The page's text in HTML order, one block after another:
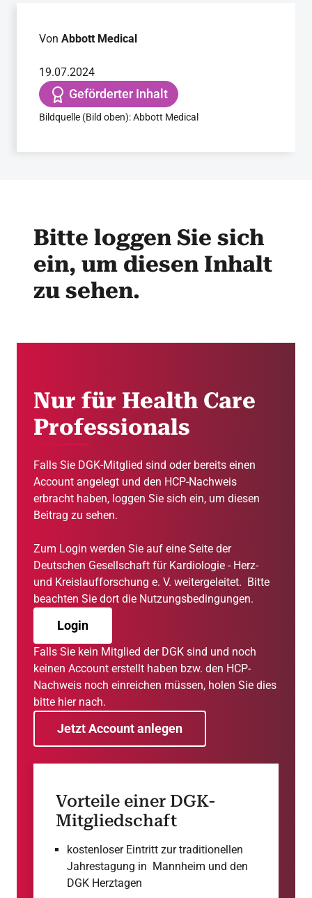
Von Abbott Medical
19.07.2024
Geförderter Inhalt
Bildquelle (Bild oben): Abbott Medical
Bitte loggen Sie sich
ein, um diesen Inhalt
zu sehen.
Nur für Health Care
Professionals
Falls Sie DGK-Mitglied sind oder bereits einen
Account angelegt und den HCP-Nachweis
erbracht haben, loggen Sie sich ein, um diesen
Beitrag zu sehen.
Zum Login werden Sie auf eine Seite der
Deutschen Gesellschaft für Kardiologie - Herz-
und Kreislaufforschung e. V. weitergeleitet. Bitte
beachten Sie dort die Nutzungsbedingungen.
Login
Falls Sie kein Mitglied der DGK sind und noch
keinen Account erstellt haben bzw. den HCP-
Nachweis noch einreichen müssen, holen Sie dies
bitte hier nach.
Jetzt Account anlegen
Vorteile einer DGK-
Mitgliedschaft
kostenloser Eintritt zur traditionellen
Jahrestagung in Mannheim und den
DGK Herztagen